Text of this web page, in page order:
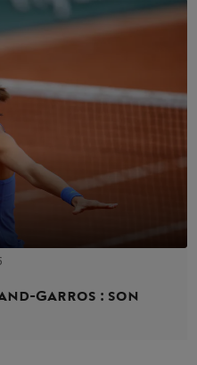
Garros : son